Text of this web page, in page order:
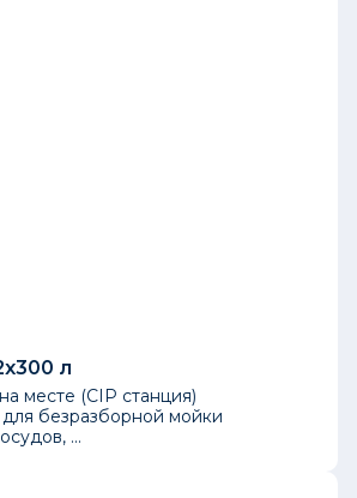
л
месте (CIP станция)
безразборной мойки
...